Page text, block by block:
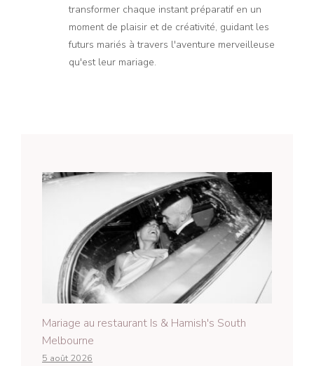
transformer chaque instant préparatif en un
moment de plaisir et de créativité, guidant les
futurs mariés à travers l'aventure merveilleuse
qu'est leur mariage.
Mariage au restaurant Is & Hamish's South
Melbourne
5 août 2026